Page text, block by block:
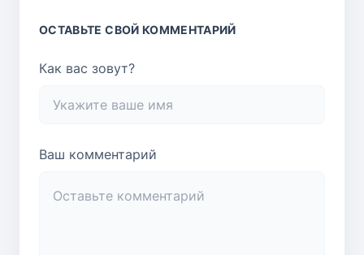
ОСТАВЬТЕ СВОЙ КОММЕНТАРИЙ
Как вас зовут?
Ваш комментарий